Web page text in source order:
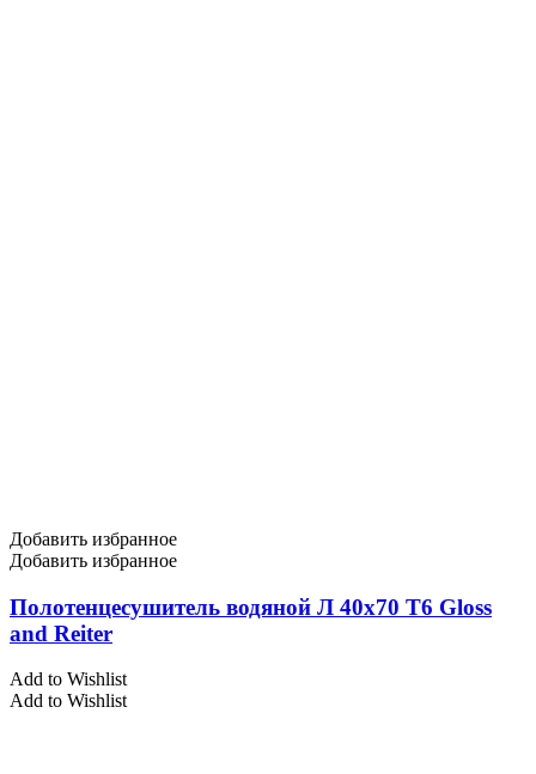
Добавить избранное
Добавить избранное
Полотенцесушитель водяной Л 40х70 Т6 Gloss
and Reiter
Add to Wishlist
Add to Wishlist